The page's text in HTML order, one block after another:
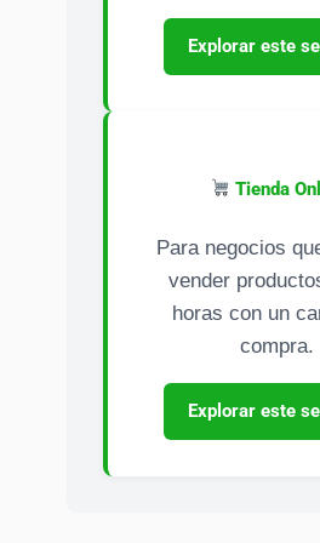
Explorar este
Tienda
Para negocios
vender
horas con un
compra.
Explorar este